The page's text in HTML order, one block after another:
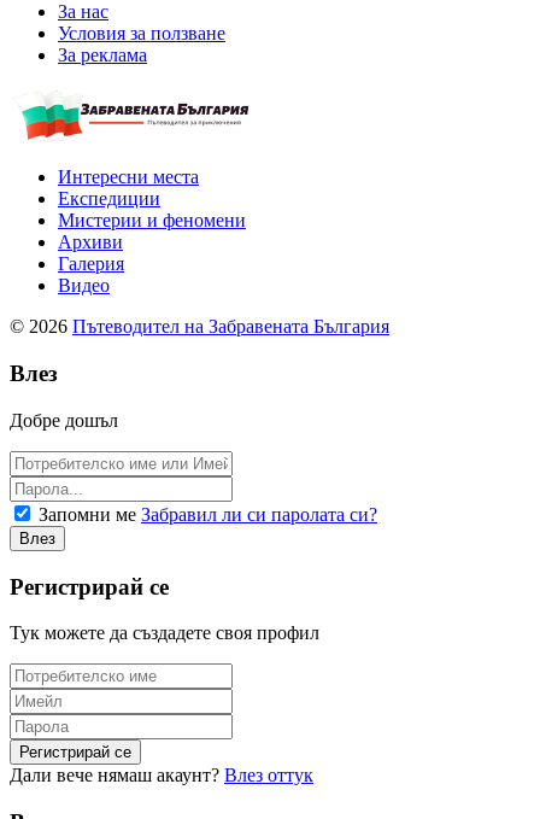
За нас
Условия за ползване
За реклама
Интересни места
Експедиции
Мистерии и феномени
Архиви
Галерия
Видео
© 2026 Пътеводител на Забравената България
Влез
Добре дошъл
Запомни ме Забравил ли си паролата си?
Регистрирай се
Тук можете да създадете своя профил
Дали вече нямаш акаунт? Влез оттук